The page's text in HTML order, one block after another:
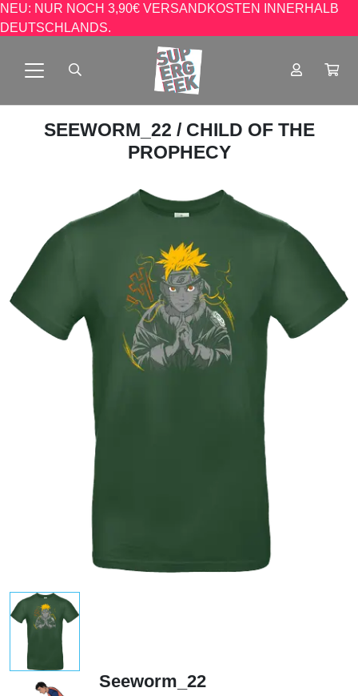
NEU: NUR NOCH 3,90€ VERSANDKOSTEN INNERHALB
DEUTSCHLANDS.
SEEWORM_22 / CHILD OF THE
PROPHECY
Seeworm_22